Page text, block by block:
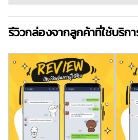
รีวิวกล่องจากลูกค้าที่ใช้บริกา